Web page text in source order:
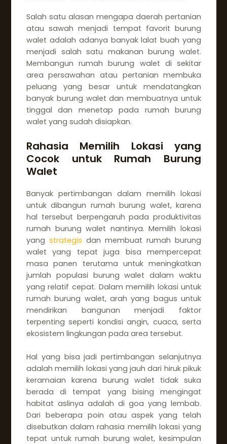
Salah satu alasan mengapa daerah pertanian
atau sawah menjadi tempat favorit burung
walet adalah adanya banyak lalat buah yang
menjadi salah satu makanan burung walet.
Membangun rumah burung walet di sekitar
area persawahan atau pertanian membuka
peluang yang besar untuk mendatangkan
banyak burung walet dan membuatnya untuk
tinggal dan menetap pada rumah burung
walet yang sudah disiapkan.
Rahasia Memilih Lokasi yang
Cocok untuk Rumah Burung
Walet
Banyak pertimbangan dalam memilih lokasi
untuk dibangun rumah burung walet, karena
hal tersebut berpengaruh pada produktivitas
rumah burung walet nantinya. Memilih lokasi
yang strategis dan membuat rumah burung
walet yang tepat juga bisa mempercepat
masa panen terutama untuk meningkatkan
jumlah populasi burung walet dalam waktu
yang relatif cepat. Dalam memilih lokasi untuk
rumah burung walet, arah yang bagus untuk
mendirikan bangunan menjadi faktor
terpenting seperti kondisi angin, cuaca, serta
ekosistem lingkungan pada area tersebut.
Hal yang bisa jadi pertimbangan selanjutnya
adalah memilih lokasi yang jauh dari hiruk pikuk
keramaian karena burung walet tidak suka
berada di tempat yang bising mengingat
habitat aslinya adalah di goa yang lembab.
Dari beberapa poin atau aspek yang telah
disebutkan dalam rahasia memilih lokasi yang
tepat untuk rumah burung walet, kesimpulan